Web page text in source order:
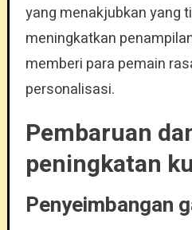
yang menakjubkan yang
meningkatkan
memberi para pemain
personalisasi.
Pembaruan
peningkatan
Penyeimbangan